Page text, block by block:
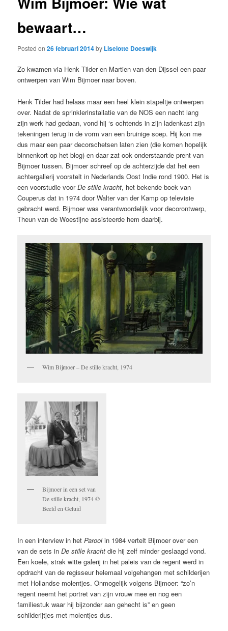
bewaart…
Posted on26 februari 2014by Liselotte Doeswijk
Zo kwamen via Henk Tilder en Martien van den Dijssel een paar
ontwerpen van Wim Bijmoer naar boven.
Henk Tilder had helaas maar een heel klein stapeltje ontwerpen
over. Nadat de sprinklerinstallatie van de NOS een nacht lang
zijn werk had gedaan, vond hij ‘s ochtends in zijn ladenkast zijn
tekeningen terug in de vorm van een bruinige soep. Hij kon me
dus maar een paar decorschetsen laten zien (die komen hopelijk
binnenkort op het blog) en daar zat ook onderstaande prent van
Bijmoer tussen. Bijmoer schreef op de achterzijde dat het een
achtergallerij voorstelt in Nederlands Oost Indie rond 1900. Het is
een voorstudie voorDe stille kracht, het bekende boek van
Couperus dat in 1974 door Walter van der Kamp op televisie
gebracht werd. Bijmoer was verantwoordelijk voor decorontwerp,
Theun van de Woestijne assisteerde hem daarbij.
Wim Bijmoer – De stille kracht, 1974
Bijmoer in een set van
De stille kracht, 1974 ©
Beeld en Geluid
In een interview in hetParoolin 1984 vertelt Bijmoer over een
van de sets inDe stille kracht die hij zelf minder geslaagd vond.
Een koele, strak witte galerij in het paleis van de regent werd in
opdracht van de regisseur helemaal volgehangen met schilderijen
met Hollandse molentjes. Onmogelijk volgens Bijmoer: “zo’n
regent neemt het portret van zijn vrouw mee en nog een
familiestuk waar hij bijzonder aan gehecht is” en geen
schilderijtjes met molentjes dus.